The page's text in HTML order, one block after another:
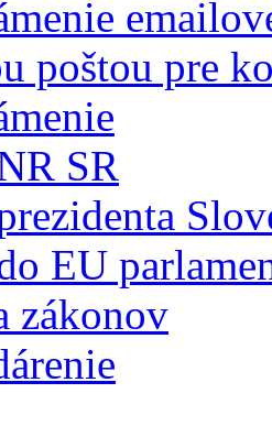
poštou pre
SR
EU
zákonov